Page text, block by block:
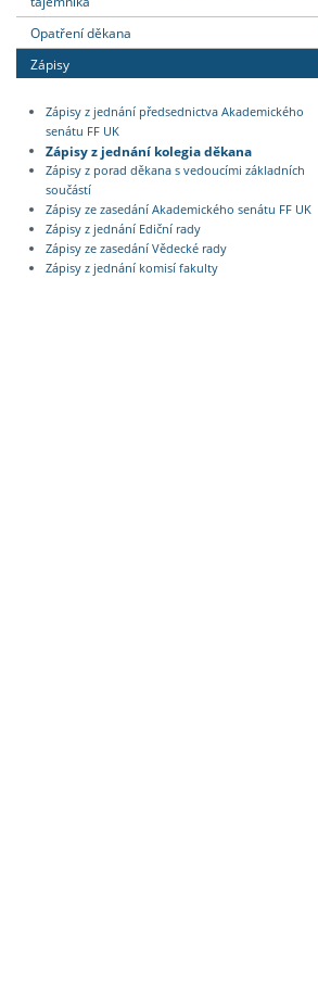
Opatření děkana
Zápisy
Zápisy z jednání předsednictva Akademického
senátu FF UK
Zápisy z jednání kolegia děkana
Zápisy z porad děkana s vedoucími základních
součástí
Zápisy ze zasedání Akademického senátu FF UK
Zápisy z jednání Ediční rady
Zápisy ze zasedání Vědecké rady
Zápisy z jednání komisí fakulty